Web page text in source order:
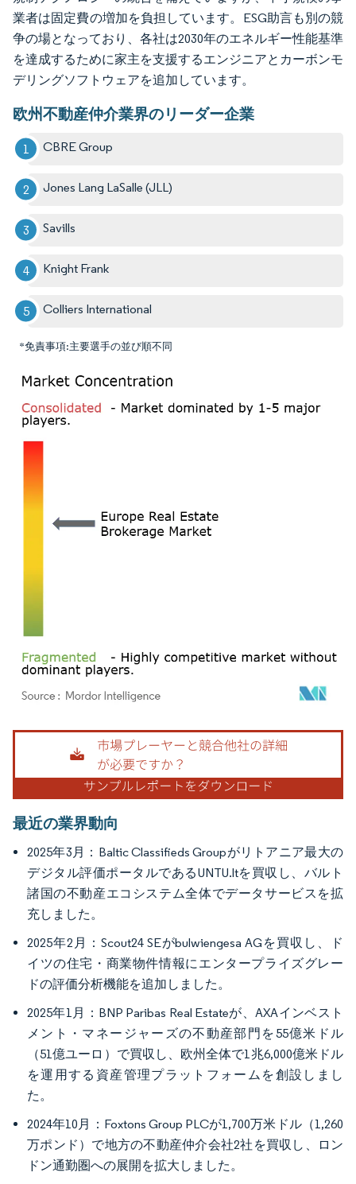
業者は固定費の増加を負担しています。ESG助言も別の競
争の場となっており、各社は2030年のエネルギー性能基準
を達成するために家主を支援するエンジニアとカーボンモ
デリングソフトウェアを追加しています。
欧州不動産仲介業界のリーダー企業
CBRE Group
Jones Lang LaSalle (JLL)
Savills
Knight Frank
Colliers International
*免責事項:主要選手の並び順不同
画像 © Mordor Intelligence。再利用にはCC BY 4.0の表示が必要です。
最近の業界動向
2025年3月：Baltic Classifieds Groupがリトアニア最大の
デジタル評価ポータルであるUNTU.ltを買収し、バルト
諸国の不動産エコシステム全体でデータサービスを拡
充しました。
2025年2月：Scout24 SEがbulwiengesa AGを買収し、ド
イツの住宅・商業物件情報にエンタープライズグレー
ドの評価分析機能を追加しました。
2025年1月：BNP Paribas Real Estateが、AXAインベスト
メント・マネージャーズの不動産部門を55億米ドル
（51億ユーロ）で買収し、欧州全体で1兆6,000億米ドル
を運用する資産管理プラットフォームを創設しまし
た。
2024年10月：Foxtons Group PLCが1,700万米ドル（1,260
万ポンド）で地方の不動産仲介会社2社を買収し、ロン
ドン通勤圏への展開を拡大しました。